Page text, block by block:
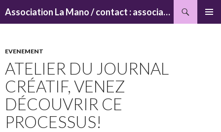
Association La Mano / contact : associationlamano@yahoo.fr
EVENEMENT
ATELIER DU JOURNAL
CRÉATIF, VENEZ
DÉCOUVRIR CE
PROCESSUS!